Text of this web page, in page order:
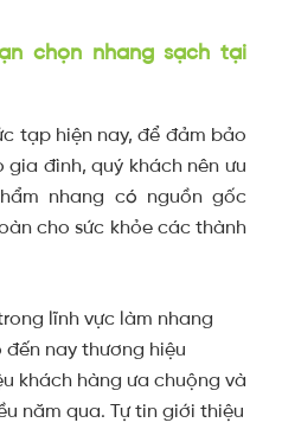
chọn nhang sạch tại
tạp hiện nay, để đảm bảo
đình, quý khách nên ưu
nhang có nguồn gốc
cho sức khỏe các thành
lĩnh vực làm nhang
đến nay thương hiệu
khách hàng ưa chuộng và
năm qua. Tự tin giới thiệu